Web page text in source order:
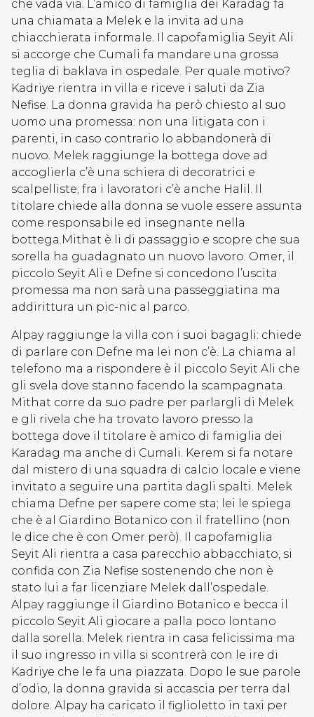
che vada via. L’amico di famiglia dei Karadag fa
una chiamata a Melek e la invita ad una
chiacchierata informale. Il capofamiglia Seyit Ali
si accorge che Cumali fa mandare una grossa
teglia di baklava in ospedale. Per quale motivo?
Kadriye rientra in villa e riceve i saluti da Zia
Nefise. La donna gravida ha però chiesto al suo
uomo una promessa: non una litigata con i
parenti, in caso contrario lo abbandonerà di
nuovo. Melek raggiunge la bottega dove ad
accoglierla c’è una schiera di decoratrici e
scalpelliste; fra i lavoratori c’è anche Halil. Il
titolare chiede alla donna se vuole essere assunta
come responsabile ed insegnante nella
bottega.Mithat è li di passaggio e scopre che sua
sorella ha guadagnato un nuovo lavoro. Omer, il
piccolo Seyit Ali e Defne si concedono l’uscita
promessa ma non sarà una passeggiatina ma
addirittura un pic-nic al parco.
Alpay raggiunge la villa con i suoi bagagli: chiede
di parlare con Defne ma lei non c’è. La chiama al
telefono ma a rispondere è il piccolo Seyit Ali che
gli svela dove stanno facendo la scampagnata.
Mithat corre da suo padre per parlargli di Melek
e gli rivela che ha trovato lavoro presso la
bottega dove il titolare è amico di famiglia dei
Karadag ma anche di Cumali. Kerem si fa notare
dal mistero di una squadra di calcio locale e viene
invitato a seguire una partita dagli spalti. Melek
chiama Defne per sapere come sta; lei le spiega
che è al Giardino Botanico con il fratellino (non
le dice che è con Omer però). Il capofamiglia
Seyit Ali rientra a casa parecchio abbacchiato, si
confida con Zia Nefise sostenendo che non è
stato lui a far licenziare Melek dall’ospedale.
Alpay raggiunge il Giardino Botanico e becca il
piccolo Seyit Ali giocare a palla poco lontano
dalla sorella. Melek rientra in casa felicissima ma
il suo ingresso in villa si scontrerà con le ire di
Kadriye che le fa una piazzata. Dopo le sue parole
d’odio, la donna gravida si accascia per terra dal
dolore. Alpay ha caricato il figlioletto in taxi per